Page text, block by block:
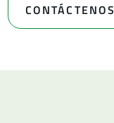
CONTÁCTENOS